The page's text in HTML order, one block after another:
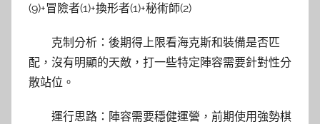
(9)+冒險者(1)+換形者(1)+秘術師(2)
克制分析：後期得上限看海克斯和裝備是否匹
配，沒有明顯的天敵，打一些特定陣容需要針對性分
散站位。
運行思路：陣容需要穩健運營，前期使用強勢棋